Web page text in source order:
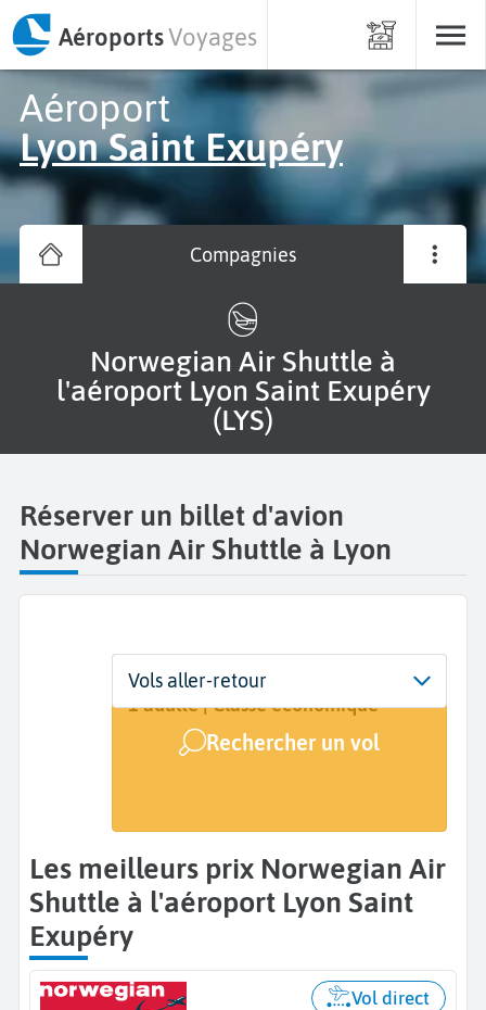
AéroportsVoyages
Aéroport
Lyon Saint Exupéry
Compagnies
Norwegian Air Shuttle à
l'aéroport Lyon Saint Exupéry
(LYS)
Réserver un billet d'avion
Norwegian Air Shuttle à Lyon
Départ
Lyon Saint Exupéry (LYS)
Dates
Dates de votre voyage
Voyageurs | Classe
1 adulte | Classe économique
Rechercher un vol
Vols aller-retour
Les meilleurs prix Norwegian Air
Shuttle à l'aéroport Lyon Saint
Exupéry
Vol direct